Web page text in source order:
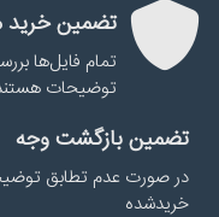
تضمین خرید
تمام فایل‌ها
توضیحات
تضمین بازگشت وجه
در صورت عدم تطابق
خریدشده